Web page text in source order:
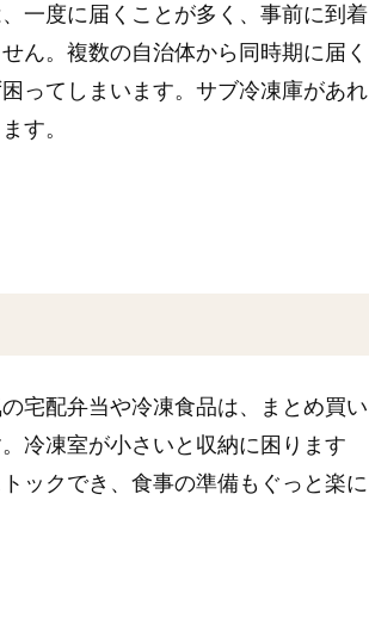
一度に届くことが多く、事前に到着
ん。複数の自治体から同時期に届く
ってしまいます。サブ冷凍庫があれ
す。
宅配弁当や冷凍食品は、まとめ買い
冷凍室が小さいと収納に困ります
ックでき、食事の準備もぐっと楽に